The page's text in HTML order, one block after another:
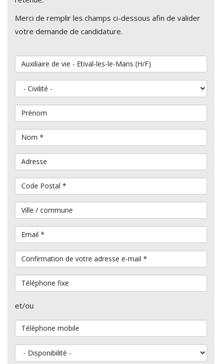
Merci de remplir les champs ci-dessous afin de valider
votre demande de candidature.
Vous souhaitez postuler au poste de
Civilité
Prénom
Nom*
Adresse
Code Postal*
Ville / commune
Email*
Confirmation de votre adresse e-mail*
Téléphone fixe
et/ou
Téléphone mobile
Disponibilité